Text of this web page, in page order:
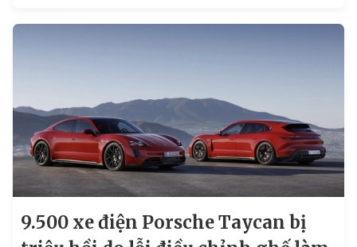
9.500 xe điện Porsche Taycan bị